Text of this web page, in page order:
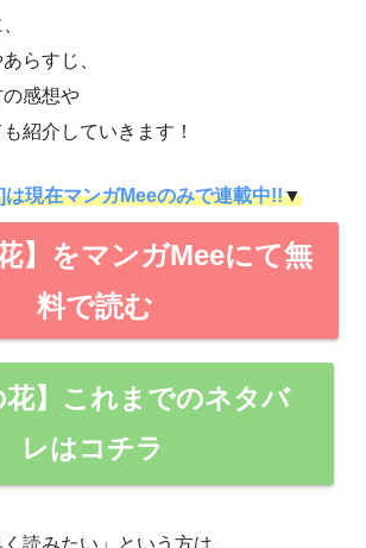
らすじ、
感想や
紹介していきます！
現在マンガMeeのみで連載中!!▼
】をマンガMeeにて無
料で読む
花】これまでのネタバ
レはコチラ